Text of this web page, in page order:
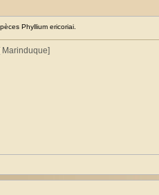
Phyllium ericoriai.
[ Marinduque]